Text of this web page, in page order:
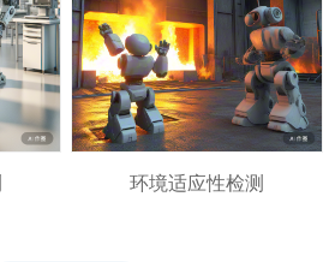
环境适应性检测